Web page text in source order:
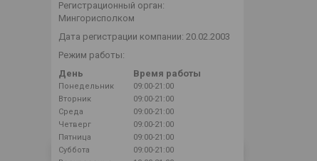
Регистрационный орган:
Мингорисполком
Дата регистрации компании: 20.02.2003
Режим работы:
День
Время работы
Понедельник
09:00-21:00
Вторник
09:00-21:00
Среда
09:00-21:00
Четверг
09:00-21:00
Пятница
09:00-21:00
Суббота
09:00-21:00